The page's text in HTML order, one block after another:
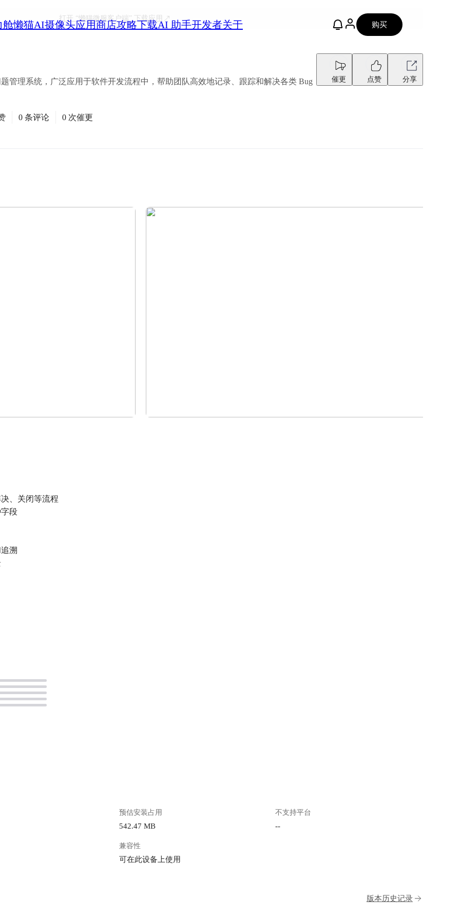
舱懒猫AI摄像头应用商店攻略下载AI 助手开发者关于 购买
打开 “懒猫微服客户端”下载应用
管理系统，广泛应用于软件开发流程中，帮助团队高效地记录、跟踪和解决各类 Bug 催更 点赞 分享
0 条评论 0 次催更
、关闭等流程
段
溯
预估安装占用
542.47 MB
不支持平台
--
兼容性
可在此设备上使用
版本历史记录